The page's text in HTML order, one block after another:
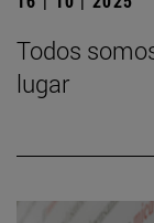
Todos
lugar